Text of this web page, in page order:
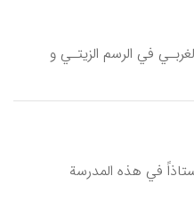
في الرسم الزيتـي و
في هذه المدرسة